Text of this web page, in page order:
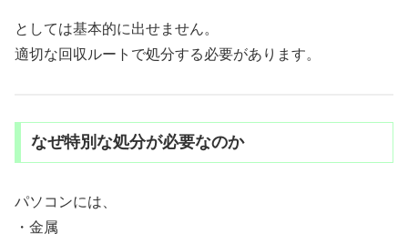
としては基本的に出せません。
適切な回収ルートで処分する必要があります。
なぜ特別な処分が必要なのか
パソコンには、
・金属